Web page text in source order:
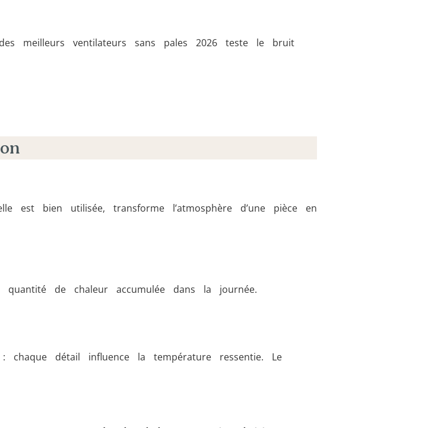
meilleurs ventilateurs sans pales 2026 teste le bruit
est bien utilisée, transforme l’atmosphère d’une pièce en
de chaleur accumulée dans la journée.
chaque détail influence la température ressentie. Le